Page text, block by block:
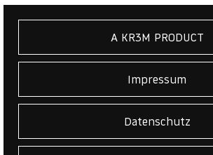
A KR3M PRODUCT
Impressum
Datenschutz